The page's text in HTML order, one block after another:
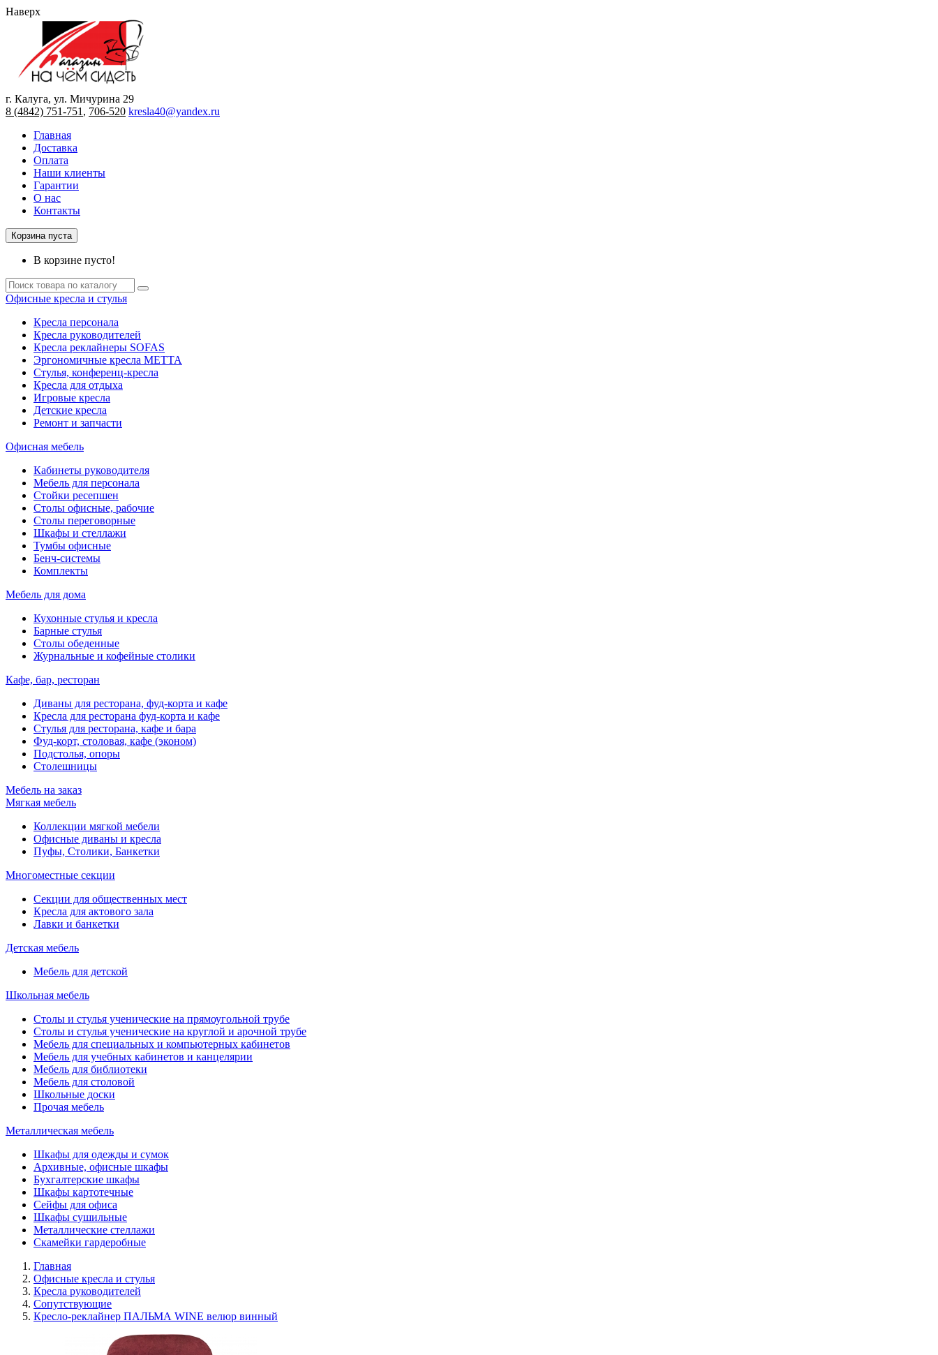
Наверх
г. Калуга, ул. Мичурина 29
8 (4842) 751-751 , 706-520 kresla40@yandex.ru
Главная
Доставка
Оплата
Наши клиенты
Гарантии
О нас
Контакты
Корзина пуста
В корзине пусто!
Офисные кресла и стулья
Кресла персонала
Кресла руководителей
Кресла реклайнеры SOFAS
Эргономичные кресла МЕТТА
Стулья, конференц-кресла
Кресла для отдыха
Игровые кресла
Детские кресла
Ремонт и запчасти
Офисная мебель
Кабинеты руководителя
Мебель для персонала
Стойки ресепшен
Столы офисные, рабочие
Столы переговорные
Шкафы и стеллажи
Тумбы офисные
Бенч-системы
Комплекты
Мебель для дома
Кухонные стулья и кресла
Барные стулья
Столы обеденные
Журнальные и кофейные столики
Кафе, бар, ресторан
Диваны для ресторана, фуд-корта и кафе
Кресла для ресторана фуд-корта и кафе
Стулья для ресторана, кафе и бара
Фуд-корт, столовая, кафе (эконом)
Подстолья, опоры
Столешницы
Мебель на заказ
Мягкая мебель
Коллекции мягкой мебели
Офисные диваны и кресла
Пуфы, Столики, Банкетки
Многоместные секции
Секции для общественных мест
Кресла для актового зала
Лавки и банкетки
Детская мебель
Мебель для детской
Школьная мебель
Столы и стулья ученические на прямоугольной трубе
Столы и стулья ученические на круглой и арочной трубе
Мебель для специальных и компьютерных кабинетов
Мебель для учебных кабинетов и канцелярии
Мебель для библиотеки
Мебель для столовой
Школьные доски
Прочая мебель
Металлическая мебель
Шкафы для одежды и сумок
Архивные, офисные шкафы
Бухгалтерские шкафы
Шкафы картотечные
Сейфы для офиса
Шкафы сушильные
Металлические стеллажи
Скамейки гардеробные
Главная
Офисные кресла и стулья
Кресла руководителей
Сопутствующие
Кресло-реклайнер ПАЛЬМА WINE велюр винный